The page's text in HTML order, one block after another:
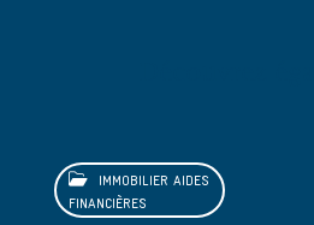
IMMOBILIER AIDES
FINANCIÈRES